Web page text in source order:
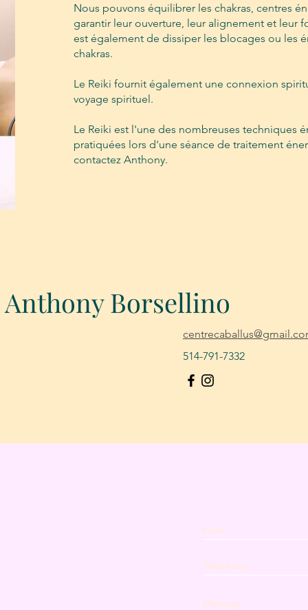
Nous pouvons équilibrer les chakras, centres
garantir leur ouverture, leur alignement et
est également de dissiper les blocages ou les
chakras.
Le Reiki fournit également une connexion
voyage spirituel.
Le Reiki est l'une des nombreuses techniques
pratiquées lors d'une séance de traitement
contactez Anthony.
Anthony Borsellino
514-791-7332